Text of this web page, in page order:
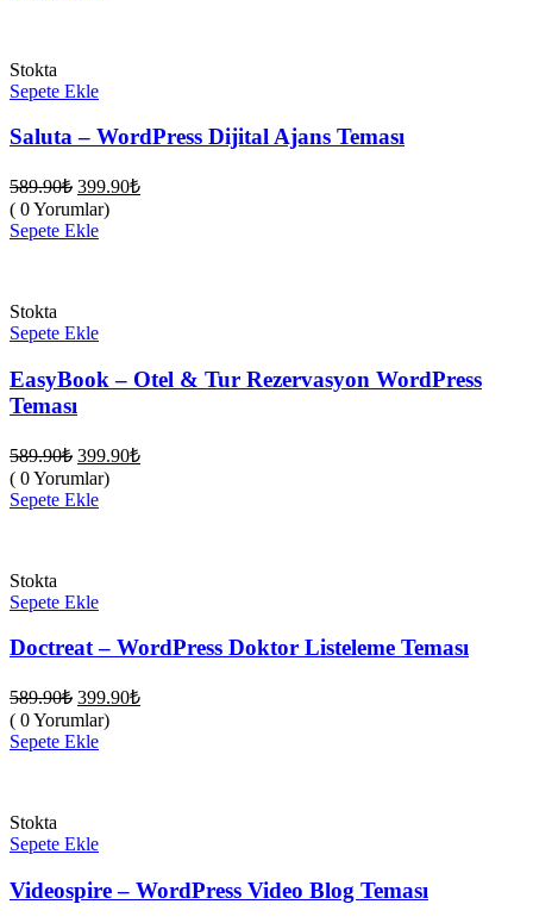
Stokta
Sepete Ekle
Saluta – WordPress Dijital Ajans Teması
589.90₺ Orijinal
fiyat:
589.90₺.
399.90₺Şu
( 0 Yorumlar)
Sepete Ekle
Stokta
Sepete Ekle
EasyBook – Otel & Tur Rezervasyon WordPress
Teması
589.90₺ Orijinal
fiyat:
589.90₺.
399.90₺Şu
( 0 Yorumlar)
Sepete Ekle
Stokta
Sepete Ekle
Doctreat – WordPress Doktor Listeleme Teması
589.90₺ Orijinal
fiyat:
589.90₺.
399.90₺Şu
( 0 Yorumlar)
Sepete Ekle
Stokta
Sepete Ekle
Videospire – WordPress Video Blog Teması